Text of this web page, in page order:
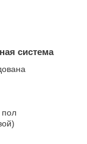
система
пол